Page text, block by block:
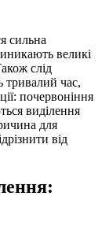
сильна
великі
слід
тривалий час,
почервоніння
виділення
для
від